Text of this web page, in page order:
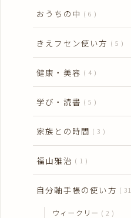
おうちの中 6
きえフセン使い方 5
健康・美容 4
学び・読書 5
家族との時間 3
福山雅治 1
自分軸手帳の使い方 31
ウィークリー 2